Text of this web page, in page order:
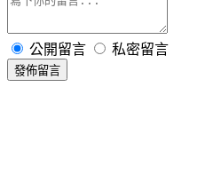
公開留言 私密留言
發佈留言